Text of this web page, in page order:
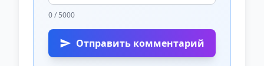
0 / 5000
Отправить комментарий